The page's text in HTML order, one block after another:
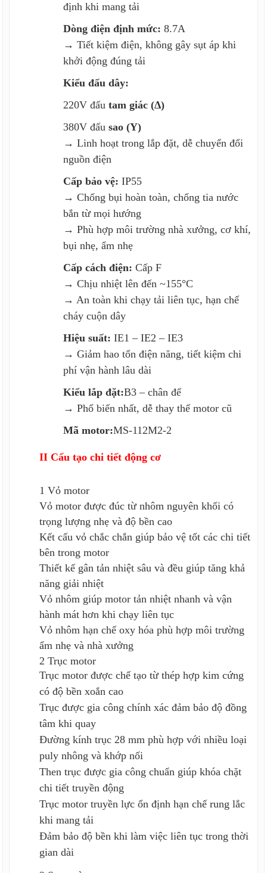
định khi mang tải
Dòng điện định mức: 8.7A
→ Tiết kiệm điện, không gây sụt áp khi
khởi động đúng tải
Kiểu đấu dây:
220V đấutam giác (Δ)
380V đấusao (Y)
→ Linh hoạt trong lắp đặt, dễ chuyển đổi
nguồn điện
Cấp bảo vệ: IP55
→ Chống bụi hoàn toàn, chống tia nước
bắn từ mọi hướng
→ Phù hợp môi trường nhà xưởng, cơ khí,
bụi nhẹ, ẩm nhẹ
Cấp cách điện: Cấp F
→ Chịu nhiệt lên đến ~155°C
→ An toàn khi chạy tải liên tục, hạn chế
cháy cuộn dây
Hiệu suất: IE1 – IE2 – IE3
→ Giảm hao tổn điện năng, tiết kiệm chi
phí vận hành lâu dài
Kiểu lắp đặt:B3 – chân đế
→ Phổ biến nhất, dễ thay thế motor cũ
Mã motor:MS-112M2-2
II Cấu tạo chi tiết động cơ
1 Vỏ motor
Vỏ motor được đúc từ nhôm nguyên khối có
trọng lượng nhẹ và độ bền cao
Kết cấu vỏ chắc chắn giúp bảo vệ tốt các chi tiết
bên trong motor
Thiết kế gân tản nhiệt sâu và đều giúp tăng khả
năng giải nhiệt
Vỏ nhôm giúp motor tản nhiệt nhanh và vận
hành mát hơn khi chạy liên tục
Vỏ nhôm hạn chế oxy hóa phù hợp môi trường
ẩm nhẹ và nhà xưởng
2 Trục motor
Trục motor được chế tạo từ thép hợp kim cứng
có độ bền xoắn cao
Trục được gia công chính xác đảm bảo độ đồng
tâm khi quay
Đường kính trục 28 mm phù hợp với nhiều loại
puly nhông và khớp nối
Then trục được gia công chuẩn giúp khóa chặt
chi tiết truyền động
Trục motor truyền lực ổn định hạn chế rung lắc
khi mang tải
Đảm bảo độ bền khi làm việc liên tục trong thời
gian dài